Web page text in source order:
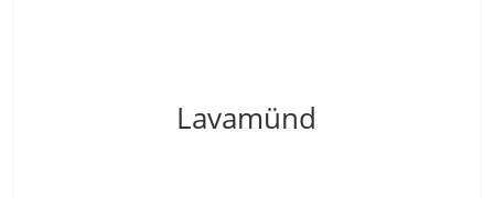
Lavamünd